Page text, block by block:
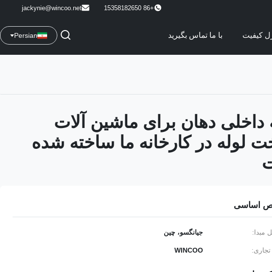
+86 15358182650
jackynie@wincoo.net
کیفیت با ما تماس بگیرید Persian
داخلی دهان برای ماشین آلات
لوله در کارخانه ما ساخته شده
اساسی
مبدا: جیانگسو، چین
تجاری: WINCOO